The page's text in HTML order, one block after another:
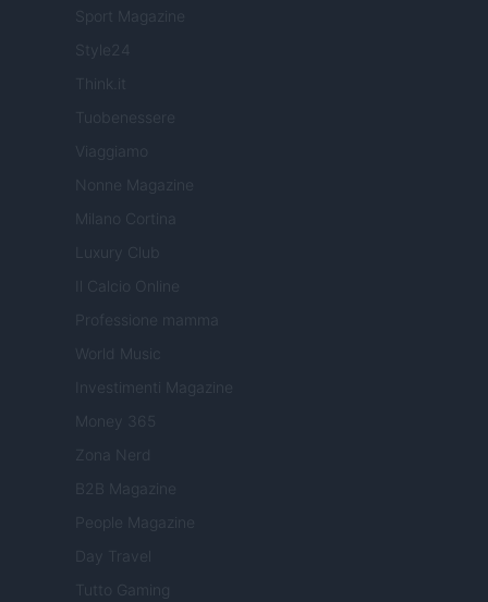
Sport Magazine
Style24
Think.it
Tuobenessere
Viaggiamo
Nonne Magazine
Milano Cortina
Luxury Club
Il Calcio Online
Professione mamma
World Music
Investimenti Magazine
Money 365
Zona Nerd
B2B Magazine
People Magazine
Day Travel
Tutto Gaming